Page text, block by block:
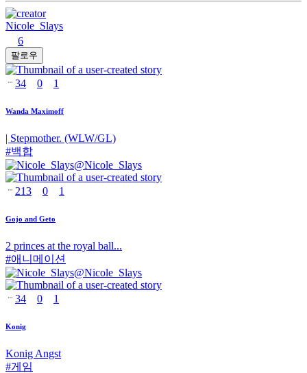
Nicole_Slays
6
팔로우
34 0 1
Wanda Maximoff
| Stepmother. (WLW/GL)
#백합
@Nicole_Slays
213 0 1
Gojo and Geto
2 princes at the royal ball...
#애니메이션
@Nicole_Slays
34 0 1
Konig
Konig Angst
#게임